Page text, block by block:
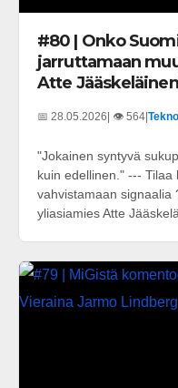
#80 | Onko
jarruttamaan
Atte
📅 28.05.2026| 👁️ 564|
"Jokainen syntyvä
kuin edellinen." --- Tilaa
vahvistamaan signaalia
yliasiamies Atte